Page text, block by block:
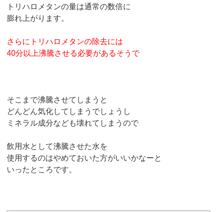
トリハロメタンの量は通常の数倍に
膨れ上がります。
さらにトリハロメタンの除去には
40分以上沸騰させる必要があるそうで
そこまで沸騰させてしまうと
どんどん気化してしまうでしょうし
ミネラル成分なども壊れてしまうので
飲用水として沸騰させた水を
使用するのはやめておいた方がいいかなーと
いったところです。